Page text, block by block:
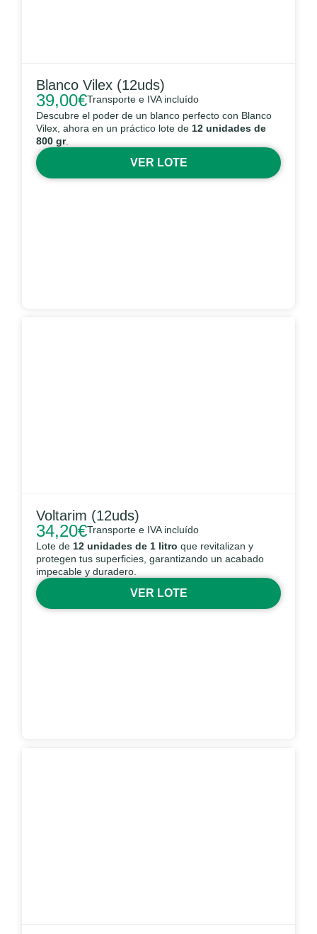
Blanco Vilex (12uds)
39,00€Transporte e IVA incluído
Descubre el poder de un blanco perfecto con Blanco
Vilex, ahora en un práctico lote de 12 unidades de
800 gr.
VER LOTE
Voltarim (12uds)
34,20€Transporte e IVA incluído
Lote de 12 unidades de 1 litro que revitalizan y
protegen tus superficies, garantizando un acabado
impecable y duradero.
VER LOTE